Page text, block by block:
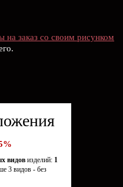
на заказ со своим рисунком
видов изделий: 1
3 видов - без